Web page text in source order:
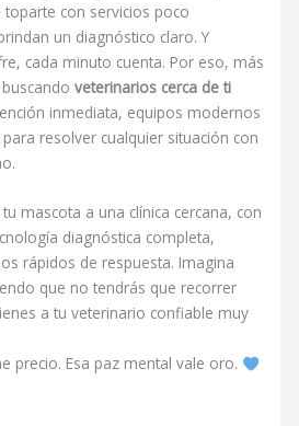
con servicios poco
un diagnóstico claro. Y
cada minuto cuenta. Por eso, más
veterinarios cerca de ti
inmediata, equipos modernos
resolver cualquier situación con
mascota a una clínica cercana, con
diagnóstica completa,
rápidos de respuesta. Imagina
que no tendrás que recorrer
a tu veterinario confiable muy
precio. Esa paz mental vale oro.